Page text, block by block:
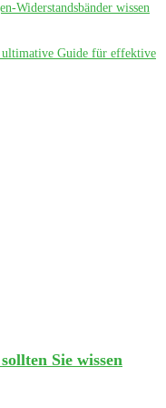
Widerstandsbänder wissen
Guide für effektive
Sie wissen